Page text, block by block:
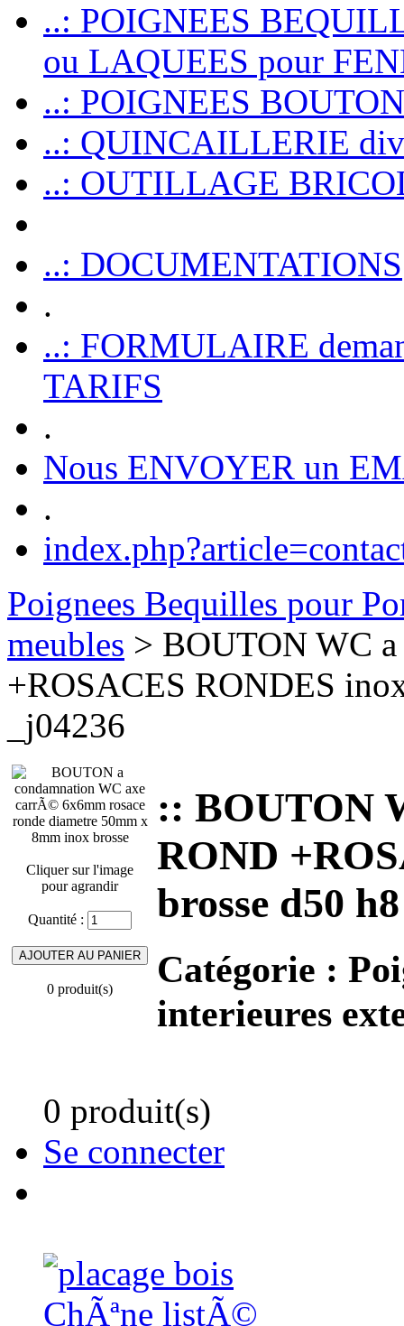
..: POIGNEES
ou LAQUEES pour
..: POIGNEES
..: QUINCAILLERIE
..: OUTILLAGE
..: DOCUMENTATIONS
.
..: FORMULAIRE
TARIFS
.
Nous ENVOYER un
.
Poignees Bequilles pour
meubles > BOUTON WC
+ROSACES RONDES
_j04236
Cliquer sur l'image
pour agrandir
Quantité :
0 produit(s)
:: BOUTON
ROND
brosse d50
Catégorie :
interieures
0 produit(s)
Se connecter